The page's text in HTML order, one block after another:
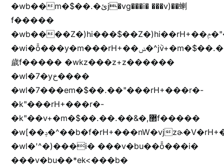
�wb��m�$��.�ئj�vg���i� ���v)��蝲
f�����
�wb����Z�)hi���$��Z�)hi��rH+��ݦ�"�*'��b�f�rH+��ݦ�"�*'�f�����
�wi�ȭ���y�m���rH+��ݭ�^jٞv+�m�$��.��ޥ
歲f����� �wkz���z+z������
�wl�7�yخ����
�wl�7���em�$��.��"���rH+���r�-
�k"���rH+���r�-
�k"��v+�m�$��.��.��&�,޲f�����
�w[��ݚ�^��b�f�rH+���nW�vjzɚ�V�rH+���nW�vjzz'y���
�wl�'^�)���i� ���v�bu��ȭ���i�
���v�bu��*ek<���b�